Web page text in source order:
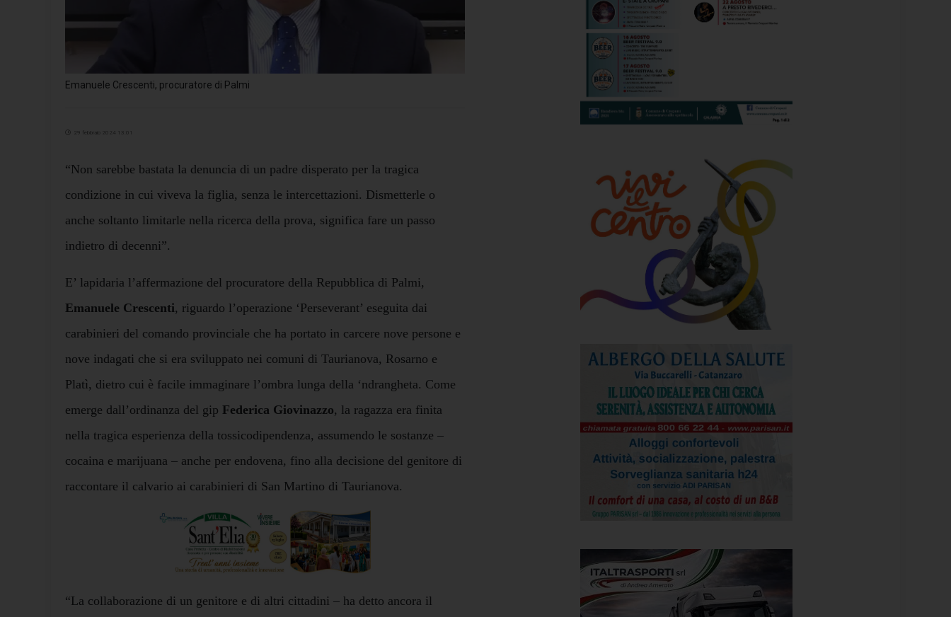
Emanuele Crescenti, procuratore di Palmi
29 febbraio 2024 13:01
“Non sarebbe bastata la denuncia di un padre disperato per la tragica
condizione in cui viveva la figlia, senza le intercettazioni. Dismetterle o
anche soltanto limitarle nella ricerca della prova, significa fare un passo
indietro di decenni”.
E’ lapidaria l’affermazione del procuratore della Repubblica di Palmi,
Emanuele Crescenti, riguardo l’operazione ‘Perseverant’ eseguita dai
carabinieri del comando provinciale che ha portato in carcere nove persone e
nove indagati che si era sviluppato nei comuni di Taurianova, Rosarno e
Platì, dietro cui è facile immaginare l’ombra lunga della ‘ndrangheta. Come
emerge dall’ordinanza del gip Federica Giovinazzo, la ragazza era finita
nella tragica esperienza della tossicodipendenza, assumendo le sostanze –
cocaina e marijuana – anche per endovena, fino alla decisione del genitore di
raccontare il calvario ai carabinieri di San Martino di Taurianova.
“La collaborazione di un genitore e di altri cittadini – ha detto ancora il